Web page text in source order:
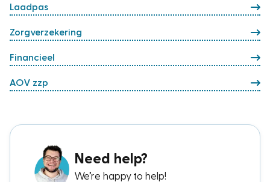
Laadpas
Zorgverzekering
Financieel
AOV zzp
Need help?
We’re happy to help!